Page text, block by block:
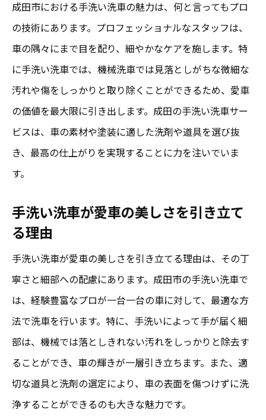
成田市の手洗い洗車が誇るプロの技術
手洗い洗車で愛車の長寿命を実現
成田市で体験する手洗い洗車の新たな魅力
成田市で再発見する手洗い洗車の新常識
手洗い洗車の新たなトレンドを成田市で体
手洗い洗車がもたらす新たなライフスタイ
成田市の手洗い洗車で出会う新たな発見
手洗い洗車が変える成田市でのカーライフ
成田市で進化する手洗い洗車のケア革命
手洗い洗車が生む成田市の新しいカーケア
文化
成田市の手洗い洗車が牽引する新時代
成田市における手洗い洗車の魅力は、何と言ってもプロ
の技術にあります。プロフェッショナルなスタッフは、
車の隅々にまで目を配り、細やかなケアを施します。特
に手洗い洗車では、機械洗車では見落としがちな微細な
汚れや傷をしっかりと取り除くことができるため、愛車
の価値を最大限に引き出します。成田の手洗い洗車サー
ビスは、車の素材や塗装に適した洗剤や道具を選び抜
き、最高の仕上がりを実現することに力を注いでいま
す。
手洗い洗車が愛車の美しさを引き立て
る理由
手洗い洗車が愛車の美しさを引き立てる理由は、その丁
寧さと細部への配慮にあります。成田市の手洗い洗車で
は、経験豊富なプロが一台一台の車に対して、最適な方
法で洗車を行います。特に、手洗いによって手が届く細
部は、機械では落としきれない汚れをしっかりと除去す
ることができ、車の輝きが一層引き立ちます。また、適
切な道具と洗剤の選定により、車の表面を傷つけずに洗
浄することができるのも大きな魅力です。